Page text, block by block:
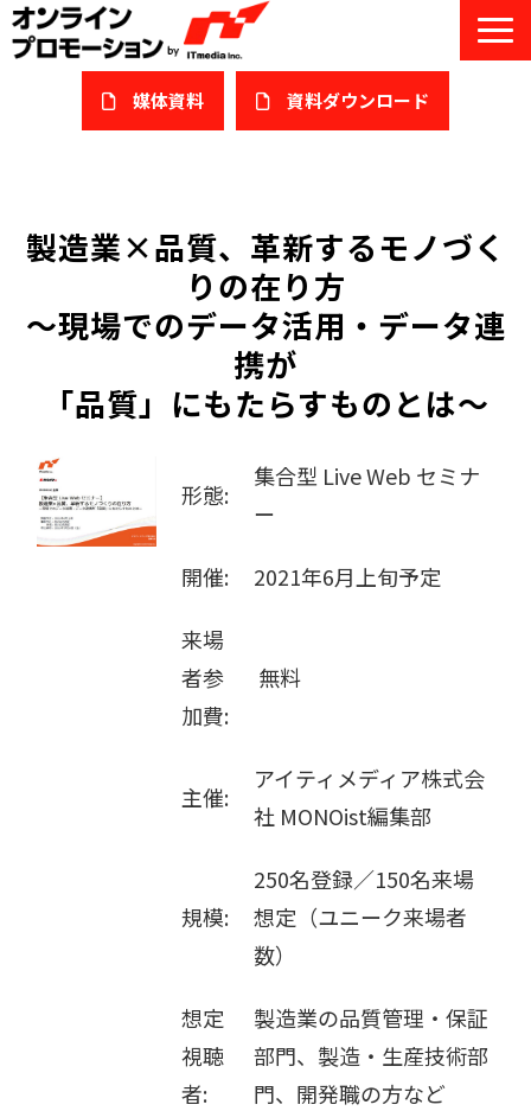
媒体資料 ​資料ダウンロード
私たちについて
サービスガイド/お役立ち資料
課題/ターゲット別で探す
オンライン展示会/協賛ウェビナー
セミナー情報/ブログ
製造業×品質、革新するモノづく
りの在り方
～現場でのデータ活用・データ連
携が
「品質」にもたらすものとは～
形態:
集合型 Live Web セミナ
ー
開催: 2021年6月上旬予定
来場
者参
加費:
無料
主催:
アイティメディア株式会
社 MONOist編集部
規模:
250名登録／150名来場
想定（ユニーク来場者
数）
想定
視聴
者:
製造業の品質管理・保証
部門、製造・生産技術部
門、開発職の方など